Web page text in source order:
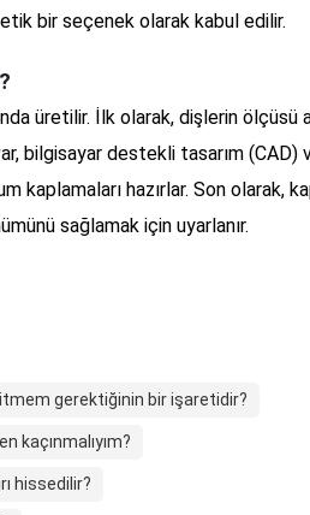
bir seçenek olarak kabul edilir.
üretilir. İlk olarak, dişlerin ölçüsü
bilgisayar destekli tasarım (CAD)
kaplamaları hazırlar. Son olarak,
sağlamak için uyarlanır.
gerektiğinin bir işaretidir?
kaçınmalıyım?
hissedilir?